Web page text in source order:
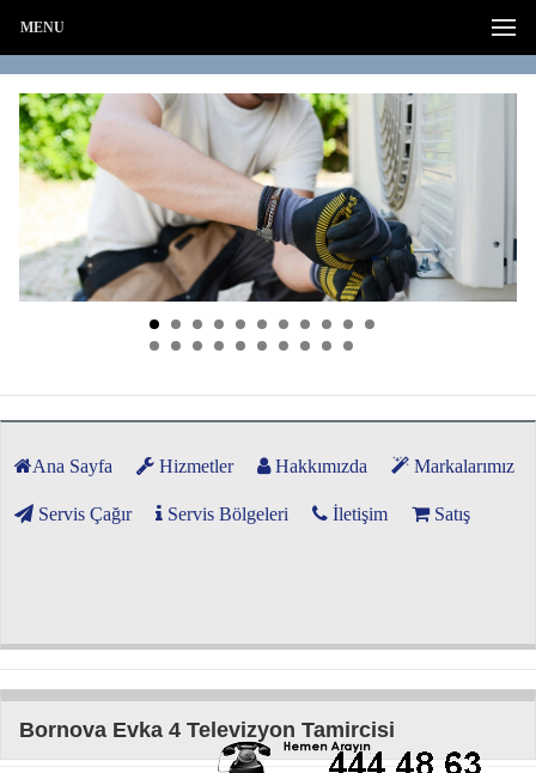
MENU
Ana Sayfa Hizmetler Hakkımızda Markalarımız
Servis Çağır Servis Bölgeleri İletişim Satış
Bornova Evka 4 Televizyon Tamircisi